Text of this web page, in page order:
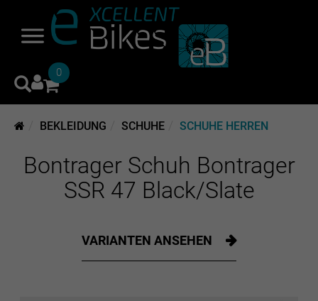
0
BEKLEIDUNG SCHUHE SCHUHE HERREN
Bontrager Schuh Bontrager
SSR 47 Black/Slate
VARIANTEN ANSEHEN